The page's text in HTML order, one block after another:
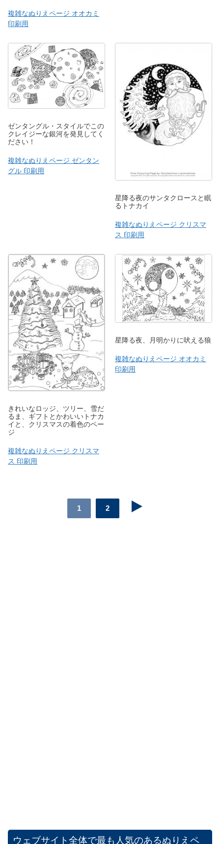
複雑なぬりえページ オオカミ
印刷用
ゼンタングル・スタイルでこの
クレイジーな銀河を発見してく
ださい！
複雑なぬりえページ ゼンタン
グル 印刷用
星降る夜のサンタクロースと眠
るトナカイ
複雑なぬりえページ クリスマ
ス 印刷用
きれいなロッジ、ツリー、雪だ
るま、ギフトとかわいいトナカ
イと、クリスマスの着色のペー
ジ
複雑なぬりえページ クリスマ
ス 印刷用
星降る夜、月明かりに吠える狼
複雑なぬりえページ オオカミ
印刷用
1 2
ウェブサイト全体で最も人気のあるぬりえペ